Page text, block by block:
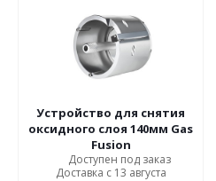
Устройство для снятия
оксидного слоя 140мм Gas
Fusion
Доступен под заказ
Доставка с 13 августа